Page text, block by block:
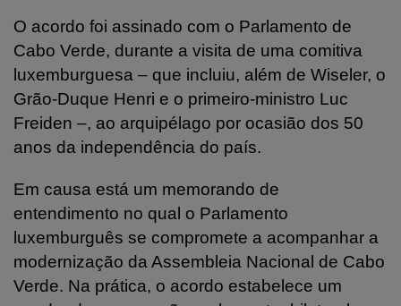
O acordo foi assinado com o Parlamento de
Cabo Verde, durante a visita de uma comitiva
luxemburguesa – que incluiu, além de Wiseler, o
Grão-Duque Henri e o primeiro-ministro Luc
Freiden –, ao arquipélago por ocasião dos 50
anos da independência do país.
Em causa está um memorando de
entendimento no qual o Parlamento
luxemburguês se compromete a acompanhar a
modernização da Assembleia Nacional de Cabo
Verde. Na prática, o acordo estabelece um